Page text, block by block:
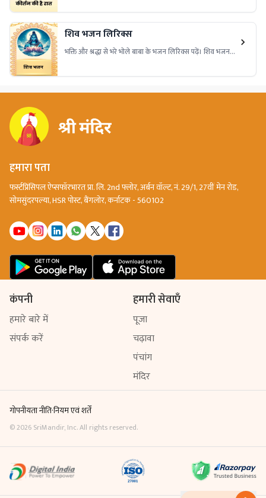
कराता है।
शिव भजन लिरिक्स
भक्ति और श्रद्धा से भरे भोले बाबा के भजन लिरिक्स पढ़ें। शिव भजन
आराधना के पावन शब्द यहाँ पाएं।
हमारा पता
फर्स्टप्रिंसिपल ऐप्सफॉरभारत प्रा. लि. 2nd फ्लोर, अर्बन वॉल्ट, नं. 29/1, 27वीं मेन रोड,
सोमसुंदरपल्या, HSR पोस्ट, बैंगलोर, कर्नाटक - 560102
कंपनी
हमारे बारे में
संपर्क करें
हमारी सेवाएँ
पूजा
चढ़ावा
पंचांग
मंदिर
गोपनीयता नीति·नियम एवं शर्तें
©2026 SriMandir, Inc. All rights reserved.